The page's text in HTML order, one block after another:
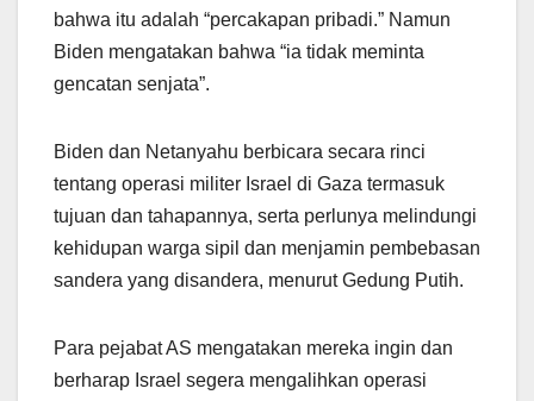
bahwa itu adalah “percakapan pribadi.” Namun
Biden mengatakan bahwa “ia tidak meminta
gencatan senjata”.
Biden dan Netanyahu berbicara secara rinci
tentang operasi militer Israel di Gaza termasuk
tujuan dan tahapannya, serta perlunya melindungi
kehidupan warga sipil dan menjamin pembebasan
sandera yang disandera, menurut Gedung Putih.
Para pejabat AS mengatakan mereka ingin dan
berharap Israel segera mengalihkan operasi